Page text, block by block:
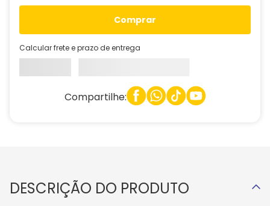
comprar
Calcular frete e prazo de entrega
Compartilhe:
DESCRIÇÃO DO PRODUTO